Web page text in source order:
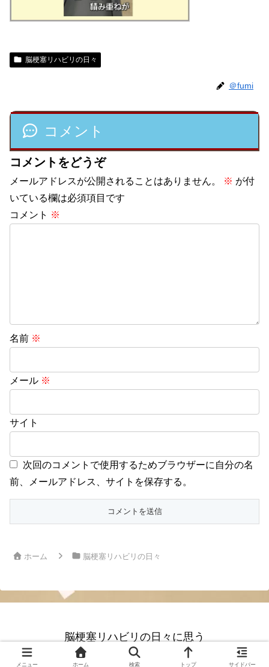
脳梗塞リハビリの日々
＠fumi
コメント
コメントをどうぞ
メールアドレスが公開されることはありません。 ※ が付
いている欄は必須項目です
コメント ※
名前 ※
メール ※
サイト
次回のコメントで使用するためブラウザーに自分の名
前、メールアドレス、サイトを保存する。
ホーム 脳梗塞リハビリの日々
脳梗塞リハビリの日々に思う
© 2022 脳梗塞リハビリの日々に思う.
メニュー ホーム 検索 トップ サイドバー